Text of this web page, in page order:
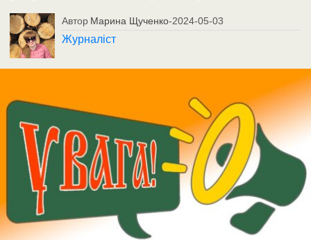
Автор Марина Щученко-2024-05-03
Журналіст